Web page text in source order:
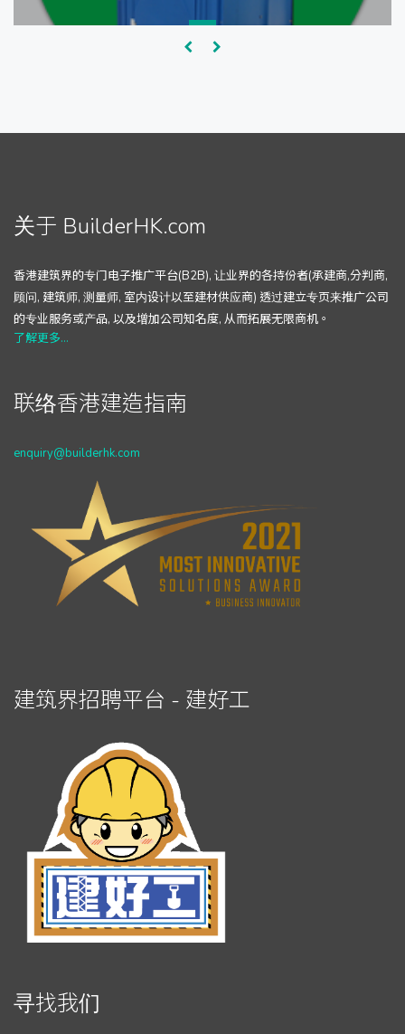
关于 BuilderHK.com
香港建筑界的专门电子推广平台(B2B), 让业界的各持份者(承建商,分判商,
顾问, 建筑师, 测量师, 室内设计以至建材供应商) 透过建立专页来推广公司
的专业服务或产品, 以及增加公司知名度, 从而拓展无限商机。
了解更多...
联络香港建造指南
enquiry@builderhk.com
建筑界招聘平台 - 建好工
寻找我们